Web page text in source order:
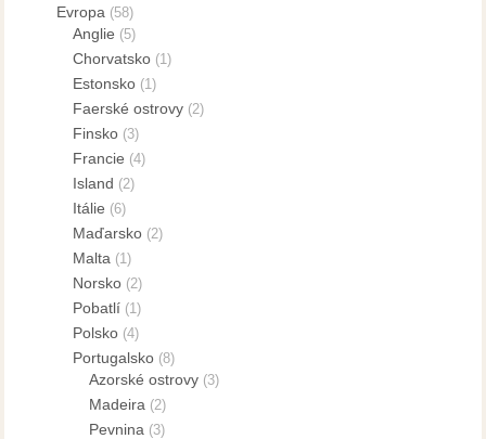
Evropa (58)
Anglie (5)
Chorvatsko (1)
Estonsko (1)
Faerské ostrovy (2)
Finsko (3)
Francie (4)
Island (2)
Itálie (6)
Maďarsko (2)
Malta (1)
Norsko (2)
Pobatlí (1)
Polsko (4)
Portugalsko (8)
Azorské ostrovy (3)
Madeira (2)
Pevnina (3)